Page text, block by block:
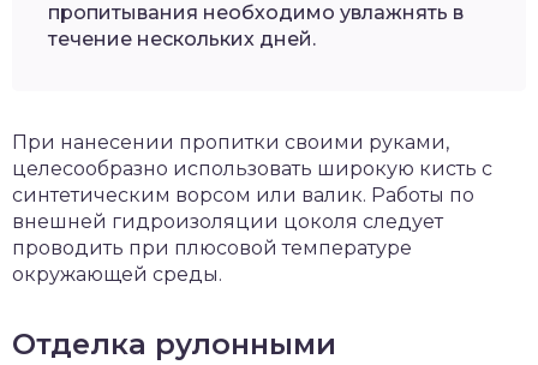
пропитывания необходимо увлажнять в
течение нескольких дней.
При нанесении пропитки своими руками,
целесообразно использовать широкую кисть с
синтетическим ворсом или валик. Работы по
внешней гидроизоляции цоколя следует
проводить при плюсовой температуре
окружающей среды.
Отделка рулонными